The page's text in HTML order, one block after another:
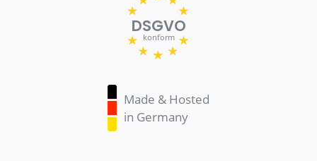
DSGVO
konform
Made & Hosted
in Germany